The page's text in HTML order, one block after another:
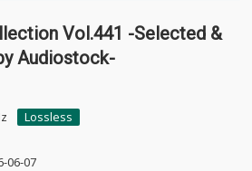
Vol.441 -Selected &
Audiostock-
Lossless
06-07